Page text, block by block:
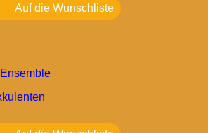
Auf die Wunschliste